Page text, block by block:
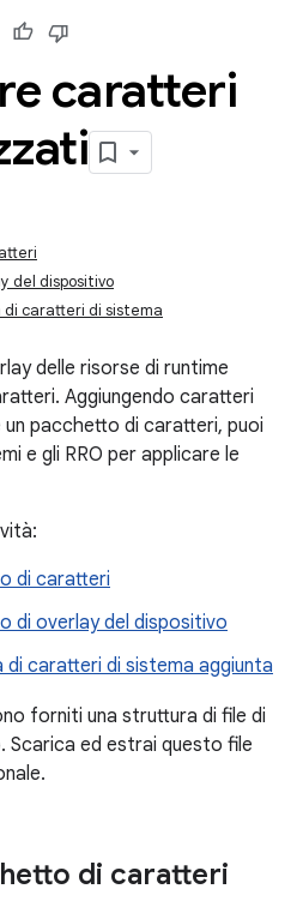
caratteri
del dispositivo
caratteri di sistema
delle risorse di runtime
Aggiungendo caratteri
pacchetto di caratteri, puoi
e gli RRO per applicare le
di caratteri
di overlay del dispositivo
di caratteri di sistema aggiunta
forniti una struttura di file di
Scarica ed estrai questo file
di caratteri